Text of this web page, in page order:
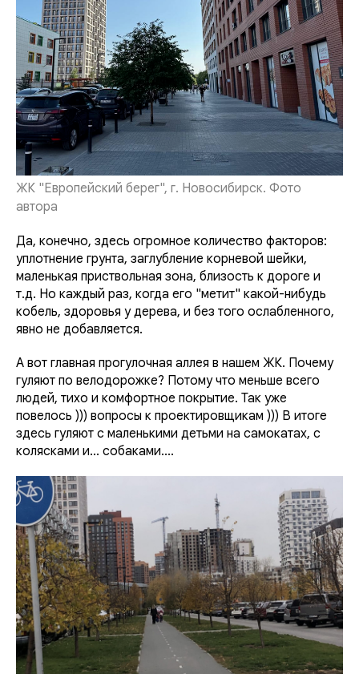
ЖК "Европейский берег", г. Новосибирск. Фото
автора
Да, конечно, здесь огромное количество факторов:
уплотнение грунта, заглубление корневой шейки,
маленькая приствольная зона, близость к дороге и
т.д. Но каждый раз, когда его "метит" какой-нибудь
кобель, здоровья у дерева, и без того ослабленного,
явно не добавляется.
А вот главная прогулочная аллея в нашем ЖК. Почему
гуляют по велодорожке? Потому что меньше всего
людей, тихо и комфортное покрытие. Так уже
повелось ))) вопросы к проектировщикам ))) В итоге
здесь гуляют с маленькими детьми на самокатах, с
колясками и... собаками....